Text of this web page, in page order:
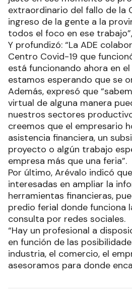
extraordinario del fallo de la
ingreso de la gente a la
todos el foco en ese
Y profundizó: “La ADE
Centro Covid-19 que
está funcionando ahora en
estamos esperando que se
Además, expresó que
virtual de alguna manera
nuestros sectores
creemos que el empresario
asistencia financiera, un
proyecto o algún trabajo
empresa más que una feria”.
Por último, Arévalo indicó
interesadas en ampliar la
herramientas financieras,
predio ferial donde funciona
consulta por redes sociales.
“Hay un profesional a
en función de las
industria, el comercio, el
asesoramos para donde